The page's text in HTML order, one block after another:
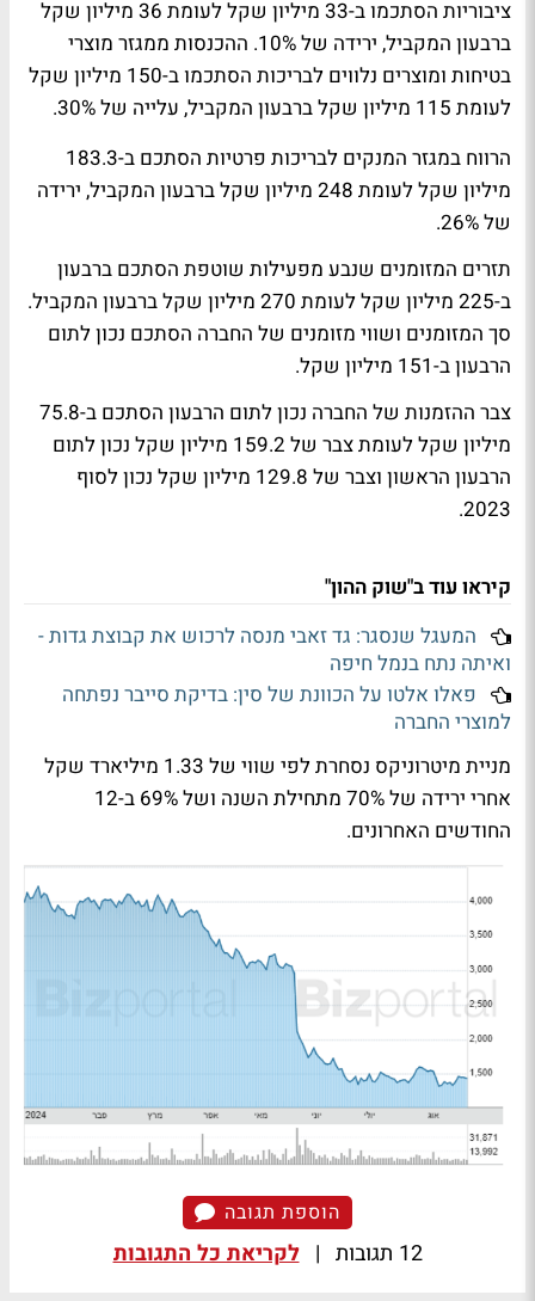
ציבוריות הסתכמו ב-33 מיליון שקל לעומת 36 מיליון שקל
ברבעון המקביל, ירידה של 10%. ההכנסות ממגזר מוצרי
בטיחות ומוצרים נלווים לבריכות הסתכמו ב-150 מיליון שקל
לעומת 115 מיליון שקל ברבעון המקביל, עלייה של 30%.
הרווח במגזר המנקים לבריכות פרטיות הסתכם ב-183.3
מיליון שקל לעומת 248 מיליון שקל ברבעון המקביל, ירידה
של 26%.
תזרים המזומנים שנבע מפעילות שוטפת הסתכם ברבעון
ב-225 מיליון שקל לעומת 270 מיליון שקל ברבעון המקביל.
סך המזומנים ושווי מזומנים של החברה הסתכם נכון לתום
הרבעון ב-151 מיליון שקל.
צבר ההזמנות של החברה נכון לתום הרבעון הסתכם ב-75.8
מיליון שקל לעומת צבר של 159.2 מיליון שקל נכון לתום
הרבעון הראשון וצבר של 129.8 מיליון שקל נכון לסוף
2023.
קיראו עוד ב"שוק ההון"
המעגל שנסגר: גד זאבי מנסה לרכוש את קבוצת גדות -
ואיתה נתח בנמל חיפה
פאלו אלטו על הכוונת של סין: בדיקת סייבר נפתחה
למוצרי החברה
מניית מיטרוניקס נסחרת לפי שווי של 1.33 מיליארד שקל
אחרי ירידה של 70% מתחילת השנה ושל 69% ב-12
החודשים האחרונים.
הוספת תגובה
12 תגובות | לקריאת כל התגובות